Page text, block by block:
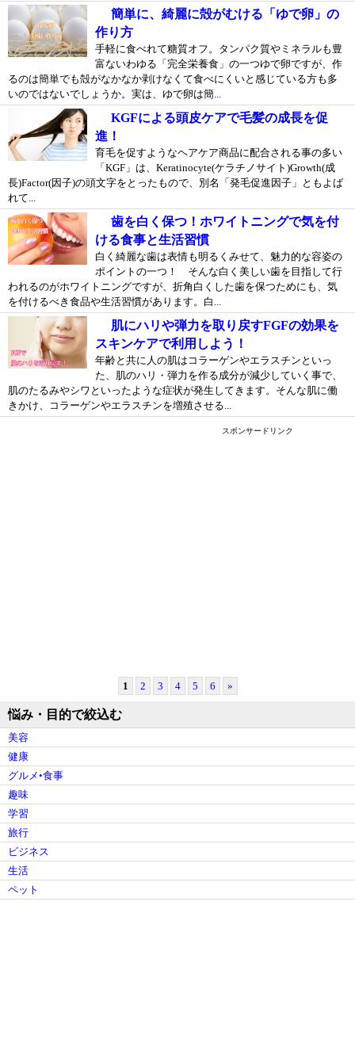
簡単に、綺麗に殻がむける「ゆで卵」の
作り方
手軽に食べれて糖質オフ。タンパク質やミネラルも豊
富ないわゆる「完全栄養食」の一つゆで卵ですが、作
るのは簡単でも殻がなかなか剥けなくて食べにくいと感じている方も多
いのではないでしょうか。実は、ゆで卵は簡...
KGFによる頭皮ケアで毛髪の成長を促
進！
育毛を促すようなヘアケア商品に配合される事の多い
「KGF」は、Keratinocyte(ケラチノサイト)Growth(成
長)Factor(因子)の頭文字をとったもので、別名「発毛促進因子」ともよば
れて...
歯を白く保つ！ホワイトニングで気を付
ける食事と生活習慣
白く綺麗な歯は表情も明るくみせて、魅力的な容姿の
ポイントの一つ！ そんな白く美しい歯を目指して行
われるのがホワイトニングですが、折角白くした歯を保つためにも、気
を付けるべき食品や生活習慣があります。白...
肌にハリや弾力を取り戻すFGFの効果を
スキンケアで利用しよう！
年齢と共に人の肌はコラーゲンやエラスチンといっ
た、肌のハリ・弾力を作る成分が減少していく事で、
肌のたるみやシワといったような症状が発生してきます。そんな肌に働
きかけ、コラーゲンやエラスチンを増殖させる...
スポンサードリンク
1 2 3 4 5 6 »
悩み・目的で絞込む
美容
健康
グルメ•食事
趣味
学習
旅行
ビジネス
生活
ペット